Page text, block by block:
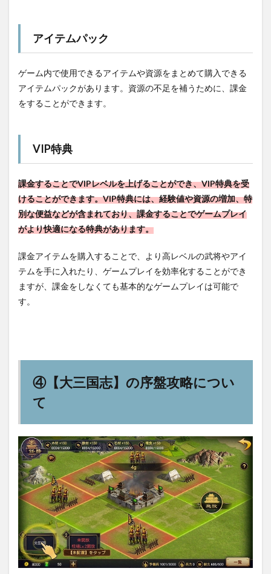
アイテムパック
ゲーム内で使用できるアイテムや資源をまとめて購入できる
アイテムパックがあります。資源の不足を補うために、課金
をすることができます。
VIP特典
課金することでVIPレベルを上げることができ、VIP特典を受
けることができます。VIP特典には、経験値や資源の増加、特
別な便益などが含まれており、課金することでゲームプレイ
がより快適になる特典があります。
課金アイテムを購入することで、より高レベルの武将やアイ
テムを手に入れたり、ゲームプレイを効率化することができ
ますが、課金をしなくても基本的なゲームプレイは可能で
す。
④【大三国志】の序盤攻略につい
て